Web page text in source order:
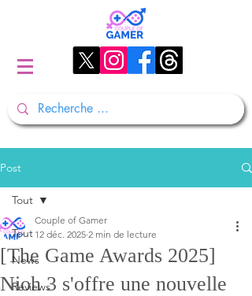
Post
Tout
News
Reviews
Tout
[The Game Awards 2025]
Nioh 3 s'offre une nouvelle
Couple of Gamer
12 déc. 2025 2 min de lecture